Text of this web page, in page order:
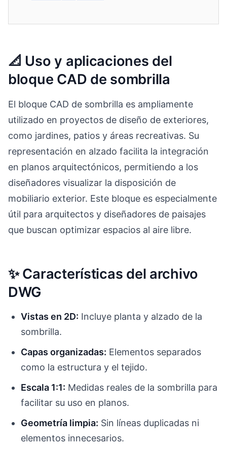
📐 Uso y aplicaciones del
bloque CAD de sombrilla
El bloque CAD de sombrilla es ampliamente
utilizado en proyectos de diseño de exteriores,
como jardines, patios y áreas recreativas. Su
representación en alzado facilita la integración
en planos arquitectónicos, permitiendo a los
diseñadores visualizar la disposición de
mobiliario exterior. Este bloque es especialmente
útil para arquitectos y diseñadores de paisajes
que buscan optimizar espacios al aire libre.
✨ Características del archivo
DWG
Vistas en 2D: Incluye planta y alzado de la
sombrilla.
Capas organizadas: Elementos separados
como la estructura y el tejido.
Escala 1:1: Medidas reales de la sombrilla para
facilitar su uso en planos.
Geometría limpia: Sin líneas duplicadas ni
elementos innecesarios.